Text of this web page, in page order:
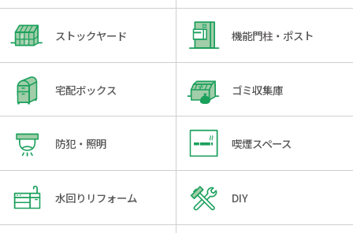
ストックヤード 機能門柱・ポスト
宅配ボックス ゴミ収集庫
防犯・照明 喫煙スペース
水回りリフォーム DIY